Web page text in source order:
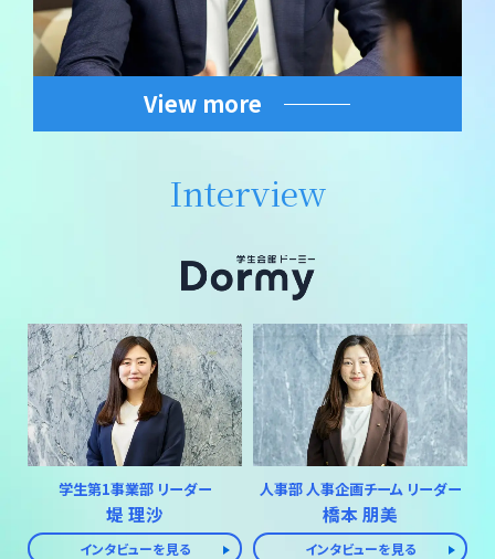
View more
Interview
学生第1事業部 リーダー
堤 理沙
インタビューを見る
人事部 人事企画チーム リーダー
橋本 朋美
インタビューを見る